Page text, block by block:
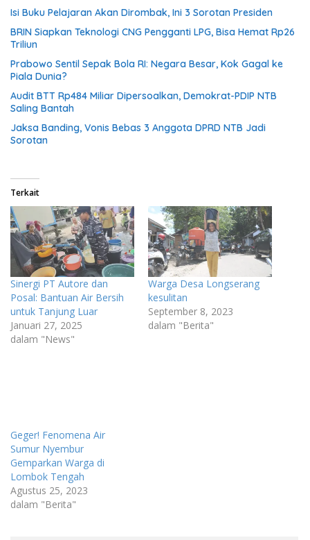
Isi Buku Pelajaran Akan Dirombak, Ini 3 Sorotan Presiden
BRIN Siapkan Teknologi CNG Pengganti LPG, Bisa Hemat Rp26
Triliun
Prabowo Sentil Sepak Bola RI: Negara Besar, Kok Gagal ke
Piala Dunia?
Audit BTT Rp484 Miliar Dipersoalkan, Demokrat-PDIP NTB
Saling Bantah
Jaksa Banding, Vonis Bebas 3 Anggota DPRD NTB Jadi
Sorotan
Terkait
Sinergi PT Autore dan
Posal: Bantuan Air Bersih
untuk Tanjung Luar
Januari 27, 2025
dalam "News"
Warga Desa Longserang
kesulitan
September 8, 2023
dalam "Berita"
Geger! Fenomena Air
Sumur Nyembur
Gemparkan Warga di
Lombok Tengah
Agustus 25, 2023
dalam "Berita"